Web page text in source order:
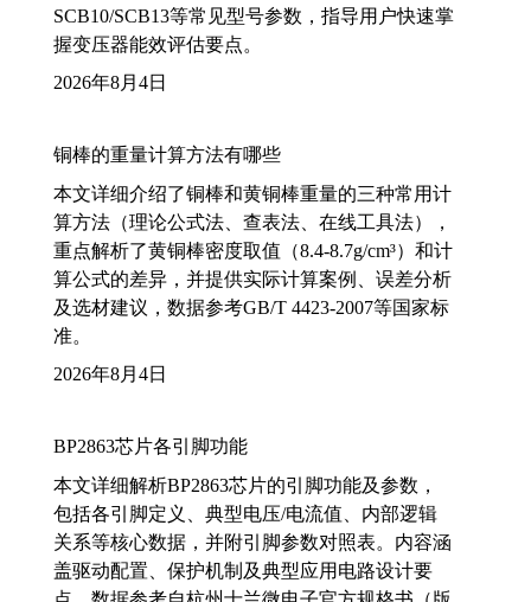
SCB10/SCB13等常见型号参数，指导用户快速掌
握变压器能效评估要点。
2026年8月4日
铜棒的重量计算方法有哪些
本文详细介绍了铜棒和黄铜棒重量的三种常用计
算方法（理论公式法、查表法、在线工具法），
重点解析了黄铜棒密度取值（8.4-8.7g/cm³）和计
算公式的差异，并提供实际计算案例、误差分析
及选材建议，数据参考GB/T 4423-2007等国家标
准。
2026年8月4日
BP2863芯片各引脚功能
本文详细解析BP2863芯片的引脚功能及参数，
包括各引脚定义、典型电压/电流值、内部逻辑
关系等核心数据，并附引脚参数对照表。内容涵
盖驱动配置、保护机制及典型应用电路设计要